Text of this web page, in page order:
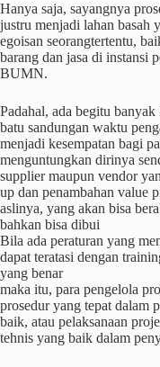
Hanya saja, sayangnya
justru menjadi lahan basah
egoisan seorangtertentu,
barang dan jasa di instansi
BUMN.
Padahal, ada begitu
batu sandungan waktu
menjadi kesempatan bagi
menguntungkan dirinya
supplier maupun vendor
up dan penambahan value
aslinya, yang akan bisa
bahkan bisa dibui
Bila ada peraturan yang
dapat teratasi dengan
yang benar
maka itu, para pengelola
prosedur yang tepat dalam
baik, atau pelaksanaan
tehnis yang baik dalam